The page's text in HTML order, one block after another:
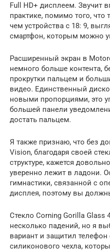
Full HD+ дисплеем. Звучит
практике, помимо того,
чем устройства с 18: 9,
смартфон, которым можно
Расширенный экран в
немного больше контента,
прокрутки пальцем и
видео. Единственный
новыми пропорциями, это
большей панели
достать пальцем.
Я также признаю, что без
Vision, благодаря своей
структуре, кажется
уверенно лежит в ладони.
гимнастики, связанной с
дисплея, поэтому вы
Стекло Corning Gorilla
несколько падений, но я
вариант и защитил
силиконового чехла,